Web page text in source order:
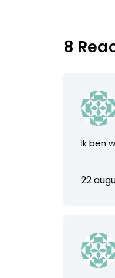
8
Ik ben
22